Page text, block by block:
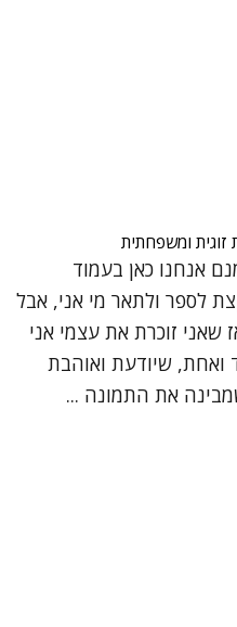
ומשפחתית
אנחנו כאן בעמוד
לספר ולתאר מי אני, אבל
זוכרת את עצמי אני
ואחת, שיודעת ואוהבת
את התמונה ...